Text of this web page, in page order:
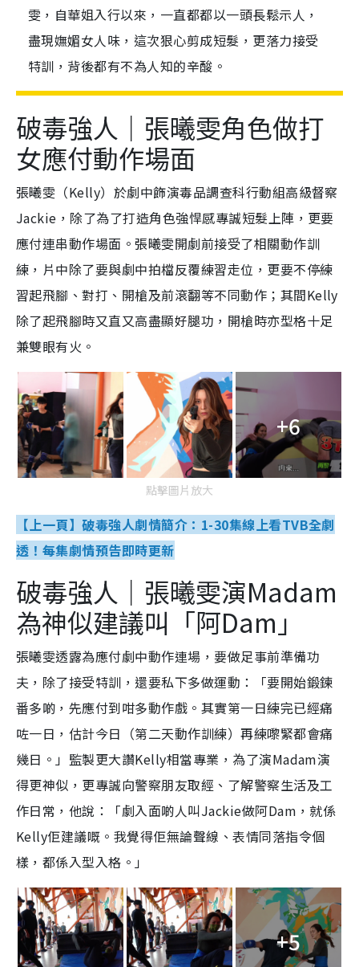
雯，自華姐入行以來，一直都都以一頭長鬆示人，
盡現嫵媚女人味，這次狠心剪成短髮，更落力接受
特訓，背後都有不為人知的辛酸。
破毒強人｜張曦雯角色做打
女應付動作場面
張曦雯（Kelly）於劇中飾演毒品調查科行動組高級督察
Jackie，除了為了打造角色強悍感專誠短髮上陣，更要
應付連串動作場面。張曦雯開劇前接受了相關動作訓
練，片中除了要與劇中拍檔反覆練習走位，更要不停練
習起飛腳、對打、開槍及前滾翻等不同動作；其間Kelly
除了起飛腳時又直又高盡顯好腿功，開槍時亦型格十足
兼雙眼有火。
+6
點擊圖片放大
【上一頁】破毒強人劇情簡介：1-30集線上看TVB全劇
透！每集劇情預告即時更新
破毒強人｜張曦雯演Madam
為神似建議叫「阿Dam」
張曦雯透露為應付劇中動作連場，要做足事前準備功
夫，除了接受特訓，還要私下多做運動：「要開始鍛鍊
番多啲，先應付到咁多動作戲。其實第一日練完已經痛
咗一日，估計今日（第二天動作訓練）再練嚟緊都會痛
幾日。」監製更大讚Kelly相當專業，為了演Madam演
得更神似，更專誠向警察朋友取經、了解警察生活及工
作日常，他說：「劇入面啲人叫Jackie做阿Dam，就係
Kelly佢建議嘅。我覺得佢無論聲線、表情同落指令個
樣，都係入型入格。」
+5